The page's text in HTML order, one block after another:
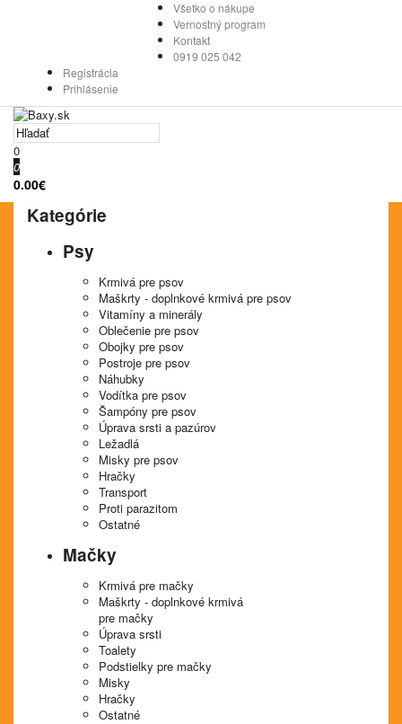
Všetko o nákupe
Vernostný program
Kontakt
0919 025 042
Registrácia
Prihlásenie
0
0
0.00€
Kategórie
Psy
Krmivá pre psov
Maškrty - doplnkové krmivá pre psov
Vitamíny a minerály
Oblečenie pre psov
Obojky pre psov
Postroje pre psov
Náhubky
Vodítka pre psov
Šampóny pre psov
Úprava srsti a pazúrov
Ležadlá
Misky pre psov
Hračky
Transport
Proti parazitom
Ostatné
Mačky
Krmivá pre mačky
Maškrty - doplnkové krmivá
pre mačky
Úprava srsti
Toalety
Podstielky pre mačky
Misky
Hračky
Ostatné